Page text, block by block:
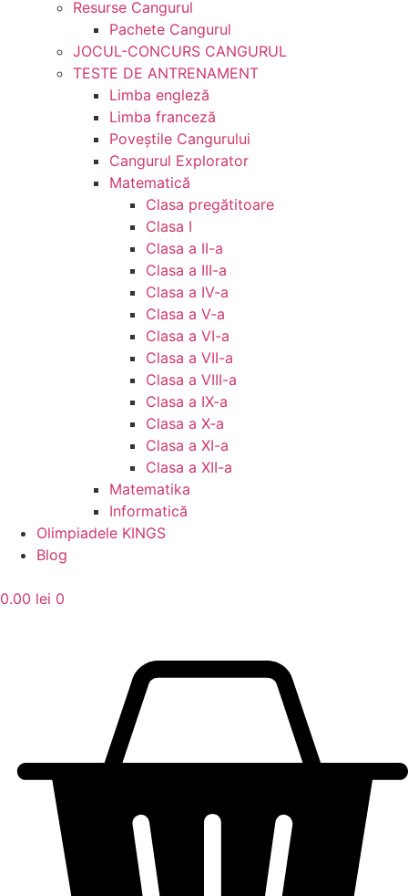
Resurse Cangurul
Pachete Cangurul
JOCUL-CONCURS CANGURUL
TESTE DE ANTRENAMENT
Limba engleză
Limba franceză
Poveștile Cangurului
Cangurul Explorator
Matematică
Clasa pregătitoare
Clasa I
Clasa a II-a
Clasa a III-a
Clasa a IV-a
Clasa a V-a
Clasa a VI-a
Clasa a VII-a
Clasa a VIII-a
Clasa a IX-a
Clasa a X-a
Clasa a XI-a
Clasa a XII-a
Matematika
Informatică
Olimpiadele KINGS
Blog
0.00 lei 0